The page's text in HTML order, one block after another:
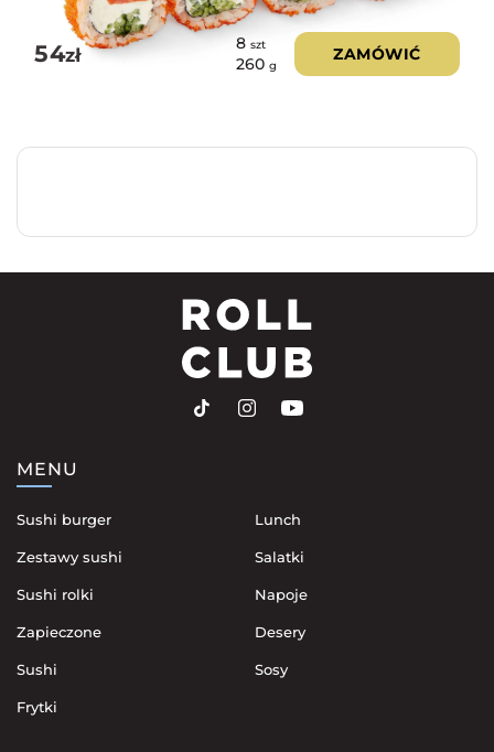
54zł
8 szt
260 g
ZAMÓWIĆ
MENU
Sushi burger
Zestawy sushi
Sushi rolki
Zapieczone
Sushi
Frytki
Lunch
Salatki
Napoje
Desery
Sosy